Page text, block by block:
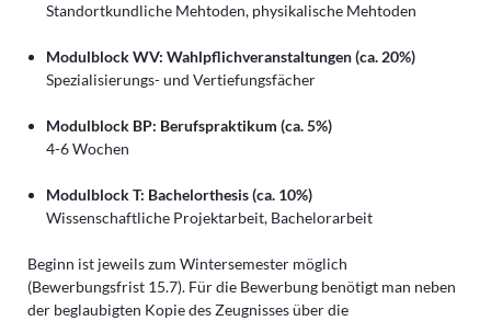
Standortkundliche Mehtoden, physikalische Mehtoden
Modulblock WV: Wahlpflichveranstaltungen (ca. 20%)
Spezialisierungs- und Vertiefungsfächer
Modulblock BP: Berufspraktikum (ca. 5%)
4-6 Wochen
Modulblock T: Bachelorthesis (ca. 10%)
Wissenschaftliche Projektarbeit, Bachelorarbeit
Beginn ist jeweils zum Wintersemester möglich
(Bewerbungsfrist 15.7). Für die Bewerbung benötigt man neben
der beglaubigten Kopie des Zeugnisses über die